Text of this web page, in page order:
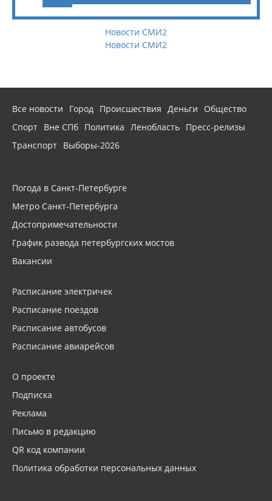
Новости СМИ2
Новости СМИ2
Все новости Город Происшествия Деньги
Общество
Спорт Вне СПб Политика Ленобласть Пресс-релизы
Транспорт Выборы-2026
Погода в Санкт-Петербурге
Метро Санкт-Петербурга
Достопримечательности
График развода петербургских мостов
Вакансии
Расписание электричек
Расписание поездов
Расписание автобусов
Расписание авиарейсов
О проекте
Подписка
Реклама
Письмо в редакцию
QR код компании
Политика обработки персональных данных